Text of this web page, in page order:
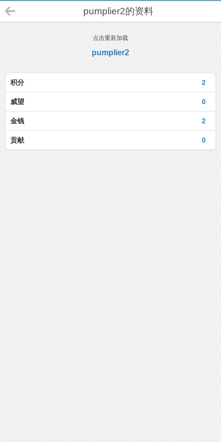
pumplier2的资料
点击重新加载
pumplier2
2
积分
0
威望
2
金钱
0
贡献